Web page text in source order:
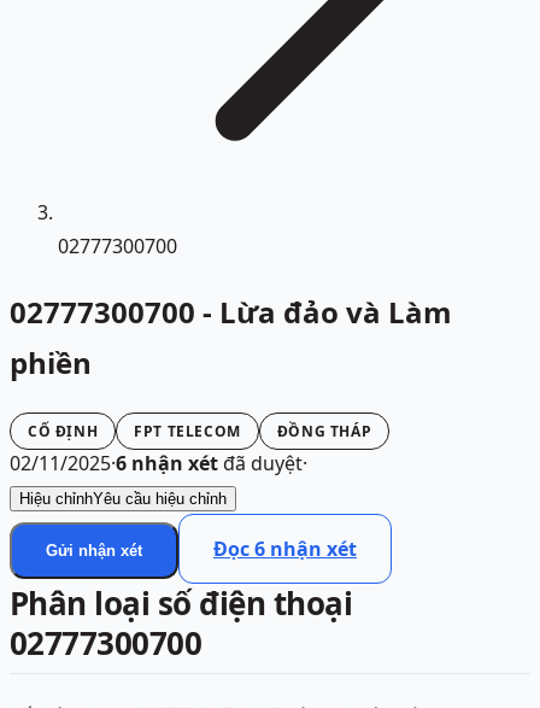
02777300700
02777300700 - Lừa đảo và Làm
phiền
CỐ ĐỊNH FPT TELECOM ĐỒNG THÁP
02/11/2025·6 nhận xétđã duyệt·
Hiệu chỉnhYêu cầu hiệu chỉnh
Gửi nhận xét Đọc6 nhận xét
Phân loại số điện thoại
02777300700